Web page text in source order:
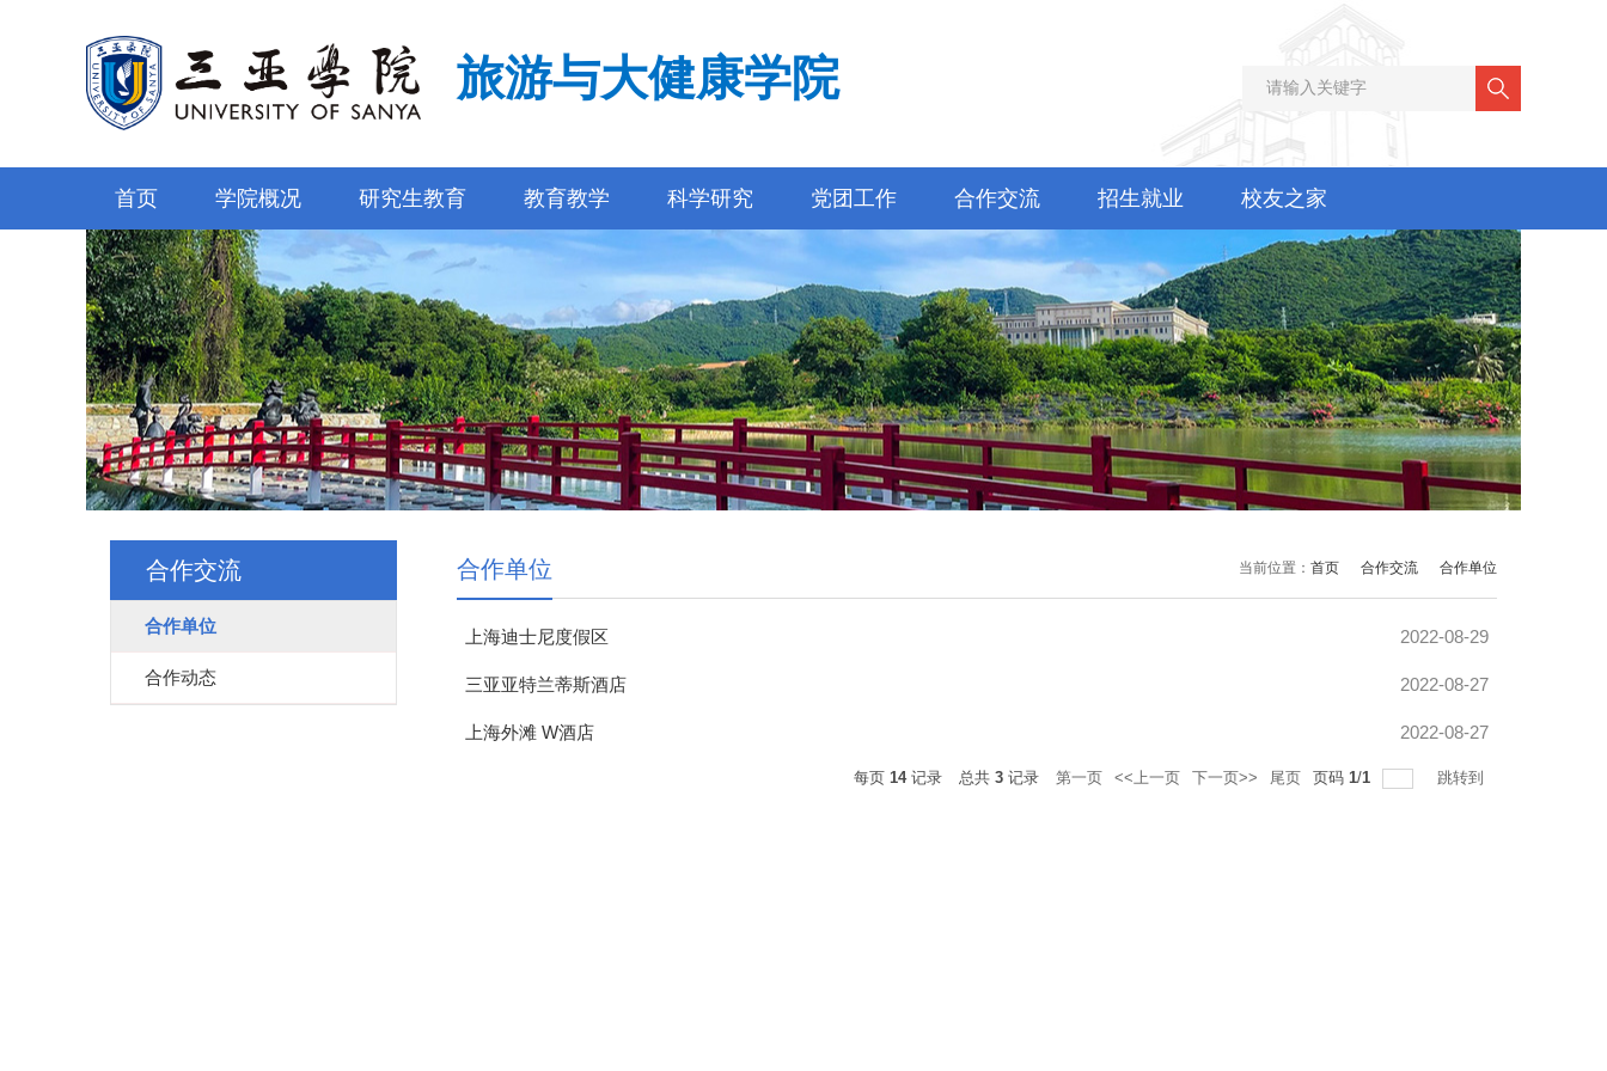
旅游与大健康学院
首页 学院概况 研究生教育 教育教学 科学研究 党团工作 合作交流 招生就业 校友之家
合作交流
合作单位
合作动态
当前位置： 首页 合作交流 合作单位
合作单位
上海迪士尼度假区 2022-08-29
三亚亚特兰蒂斯酒店 2022-08-27
上海外滩 W酒店 2022-08-27
每页 14记录 总共 3 记录 第一页 <<上一页 下一页>> 尾页 页码 1/1 跳转到